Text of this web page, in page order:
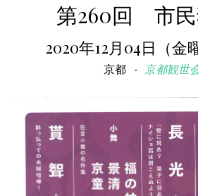
第260回 市
2020年12月04日（金
京都 京都観世